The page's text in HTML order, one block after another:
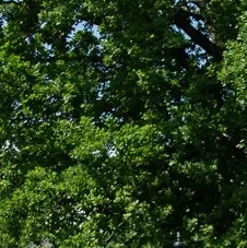
Образование
Доп. образование
Курсы повышения квалификации
Центр непрерывного образования
Конкурсы